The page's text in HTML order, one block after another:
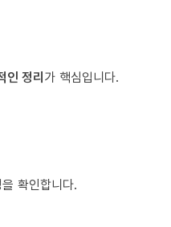
인 정리가 핵심입니다.
확인합니다.